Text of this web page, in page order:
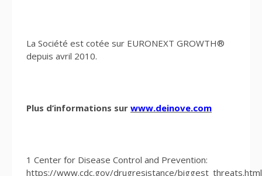
La Société est cotée sur EURONEXT GROWTH®
depuis avril 2010.
Plus d’informations sur www.deinove.com
1 Center for Disease Control and Prevention:
https://www.cdc.gov/drugresistance/biggest_threats.html